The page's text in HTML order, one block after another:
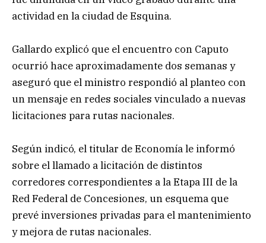
actividad en la ciudad de Esquina.
Gallardo explicó que el encuentro con Caputo
ocurrió hace aproximadamente dos semanas y
aseguró que el ministro respondió al planteo con
un mensaje en redes sociales vinculado a nuevas
licitaciones para rutas nacionales.
Según indicó, el titular de Economía le informó
sobre el llamado a licitación de distintos
corredores correspondientes a la Etapa III de la
Red Federal de Concesiones, un esquema que
prevé inversiones privadas para el mantenimiento
y mejora de rutas nacionales.